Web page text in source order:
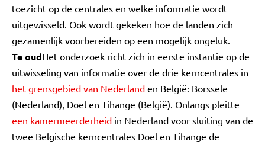
toezicht op de centrales en welke informatie wordt
uitgewisseld. Ook wordt gekeken hoe de landen zich
gezamenlijk voorbereiden op een mogelijk ongeluk.
Te oudHet onderzoek richt zich in eerste instantie op de
uitwisseling van informatie over de drie kerncentrales in
het grensgebied van Nederland en België: Borssele
(Nederland), Doel en Tihange (België). Onlangs pleitte
een kamermeerderheid in Nederland voor sluiting van de
twee Belgische kerncentrales Doel en Tihange de